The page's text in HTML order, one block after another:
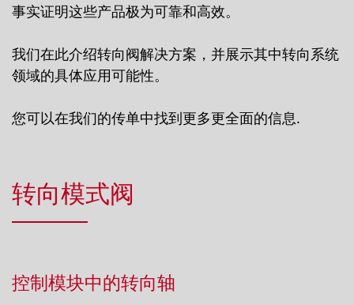
事实证明这些产品极为可靠和高效。
我们在此介绍转向阀解决方案，并展示其中转向系统
领域的具体应用可能性。
您可以在我们的传单中找到更多更全面的信息.
转向模式阀
控制模块中的转向轴